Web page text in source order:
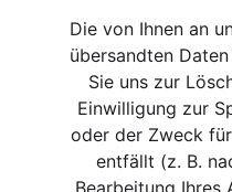
Die von Ihnen an
übersandten
Sie uns zur
Einwilligung zur
oder der Zweck
entfällt (z. B.
Bearbeitung Ihres